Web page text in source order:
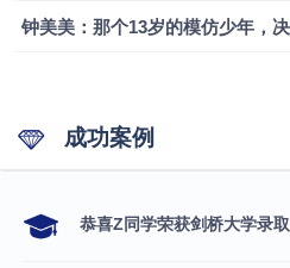
成功案例
​恭喜Z同学荣获剑桥大学录取